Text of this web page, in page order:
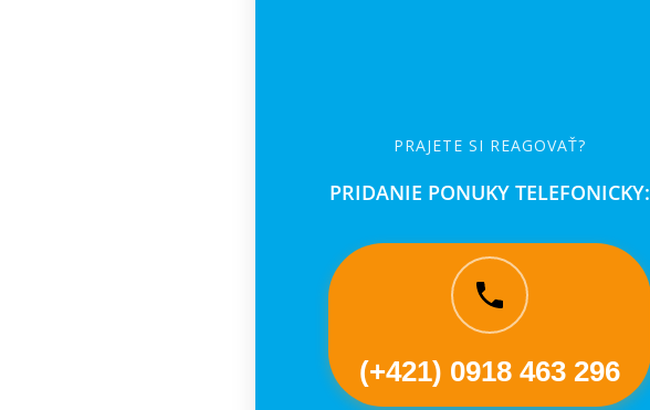
PRAJETE SI REAGOVAŤ?
PRIDANIE PONUKY TELEFONICKY:
(+421) 0918 463 296